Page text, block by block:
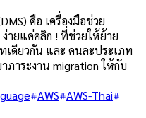
คือ เครื่องมือช่วย
ายแค่คลิก ! ที่ช่วยให้ย้าย
ดียวกัน และ คนละประเภท
ภาระงาน migration ให้กับ
AWS AWS-Thai